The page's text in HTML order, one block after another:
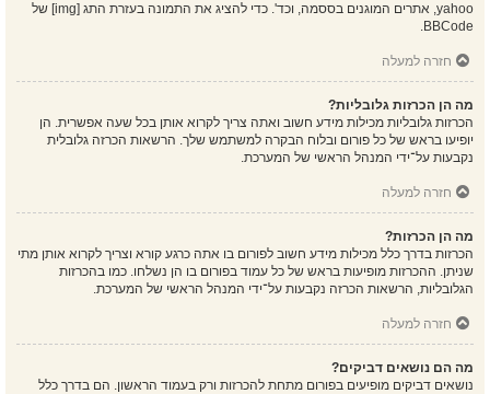
yahoo, אתרים המוגנים בססמה, וכד'. כדי להציג את התמונה בעזרת התג [img] של
BBCode.
חזרה למעלה
מה הן הכרזות גלובליות?
הכרזות גלובליות מכילות מידע חשוב ואתה צריך לקרוא אותן בכל שעה אפשרית. הן
יופיעו בראש של כל פורום ובלוח הבקרה למשתמש שלך. הרשאות הכרזה גלובלית
נקבעות על־ידי המנהל הראשי של המערכת.
חזרה למעלה
מה הן הכרזות?
הכרזות בדרך כלל מכילות מידע חשוב לפורום בו אתה כרגע קורא וצריך לקרוא אותן מתי
שניתן. ההכרזות מופיעות בראש של כל עמוד בפורום בו הן נשלחו. כמו בהכרזות
הגלובליות, הרשאות הכרזה נקבעות על־ידי המנהל הראשי של המערכת.
חזרה למעלה
מה הם נושאים דביקים?
נושאים דביקים מופיעים בפורום מתחת להכרזות ורק בעמוד הראשון. הם בדרך כלל